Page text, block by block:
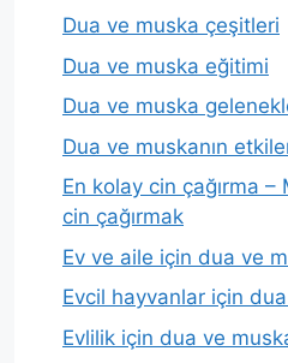
Dua ve muska çeşitleri
Dua ve muska eğitimi
Dua ve muska
Dua ve muskanın
En kolay cin çağırma –
cin çağırmak
Ev ve aile için dua ve
Evcil hayvanlar için
Evlilik için dua ve